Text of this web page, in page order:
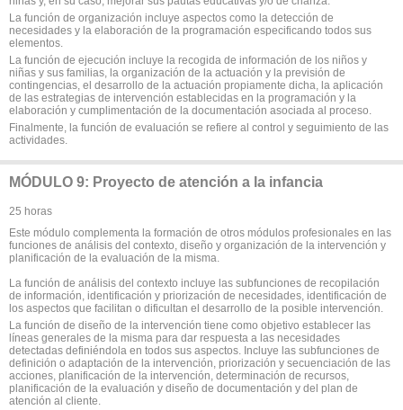
La función de organización incluye aspectos como la detección de
necesidades y la elaboración de la programación especificando todos sus
elementos.
La función de ejecución incluye la recogida de información de los niños y
niñas y sus familias, la organización de la actuación y la previsión de
contingencias, el desarrollo de la actuación propiamente dicha, la aplicación
de las estrategias de intervención establecidas en la programación y la
elaboración y cumplimentación de la documentación asociada al proceso.
Finalmente, la función de evaluación se refiere al control y seguimiento de las
actividades.
MÓDULO 9: Proyecto de atención a la infancia
25 horas
Este módulo complementa la formación de otros módulos profesionales en las
funciones de análisis del contexto, diseño y organización de la intervención y
planificación de la evaluación de la misma.
La función de análisis del contexto incluye las subfunciones de recopilación
de información, identificación y priorización de necesidades, identificación de
los aspectos que facilitan o dificultan el desarrollo de la posible intervención.
La función de diseño de la intervención tiene como objetivo establecer las
líneas generales de la misma para dar respuesta a las necesidades
detectadas definiéndola en todos sus aspectos. Incluye las subfunciones de
definición o adaptación de la intervención, priorización y secuenciación de las
acciones, planificación de la intervención, determinación de recursos,
planificación de la evaluación y diseño de documentación y del plan de
atención al cliente.